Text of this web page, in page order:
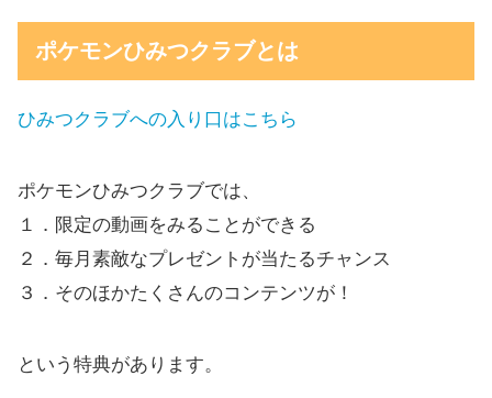
ポケモンひみつクラブとは
ひみつクラブへの入り口はこちら
ポケモンひみつクラブでは、
１．限定の動画をみることができる
２．毎月素敵なプレゼントが当たるチャンス
３．そのほかたくさんのコンテンツが！
という特典があります。